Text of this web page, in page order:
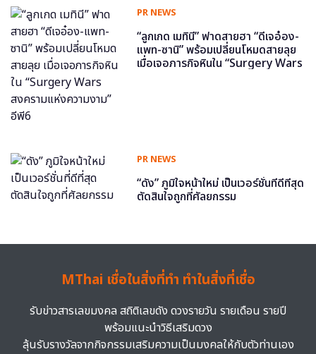
PR NEWS
“ลูกเกด เมทินี” ฟาดสายฮา “ดีเจอ๋อง-
แพท-ซานิ” พร้อมเปลี่ยนโหมดสายลุย
เมื่อเจอภารกิจหินใน “Surgery Wars
PR NEWS
“ดัง” ภูมิใจหน้าใหม่ เป็นเวอร์ชั่นที่ดีที่สุด
ตัดสินใจถูกที่ศัลยกรรม
MThai เชื่อในสิ่งที่ทำ ทำในสิ่งที่เชื่อ
รับข่าวสารเลขมงคล สถิติเลขดัง ดวงรายวัน รายเดือน รายปี
พร้อมแนะนำวิธีเสริมดวง
ลุ้นรับรางวัลจากกิจกรรมเสริมความเป็นมงคลให้กับตัวท่านเอง